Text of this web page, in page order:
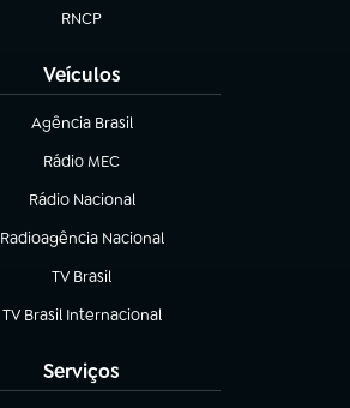
RNCP
(abre em nova aba)
Veículos
Agência Brasil
(abre em nova aba)
Rádio MEC
(abre em nova aba)
Rádio Nacional
Radioagência Nacional
(abre em nova aba)
TV Brasil
(abre em nova aba)
TV Brasil Internacional
(abre em nova aba)
Serviços